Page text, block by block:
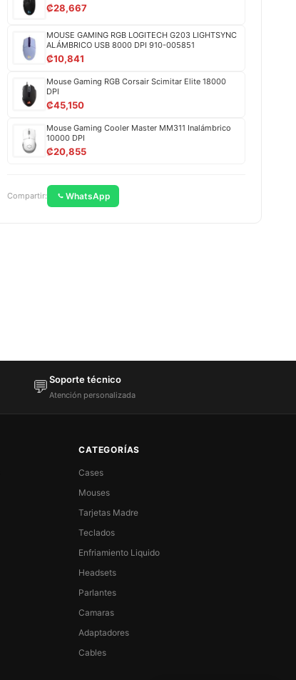
₡28,667
MOUSE GAMING RGB LOGITECH G203 LIGHTSYNC
ALÁMBRICO USB 8000 DPI 910-005851
₡10,841
Mouse Gaming RGB Corsair Scimitar Elite 18000
DPI
₡45,150
Mouse Gaming Cooler Master MM311 Inalámbrico
10000 DPI
₡20,855
Compartir: WhatsApp
💬Soporte técnico
Atención personalizada
CATEGORÍAS
Cases
Mouses
Tarjetas Madre
Teclados
Enfriamiento Liquido
Headsets
Parlantes
Camaras
Adaptadores
Cables